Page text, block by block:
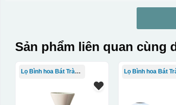
Sản phẩm liên quan cùng
Lọ Bình hoa Bát Tràng in logo